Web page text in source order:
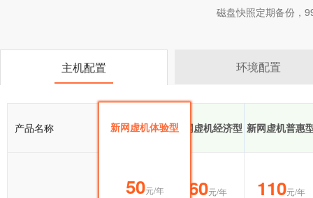
磁盘快照定期备份，
主机配置 环境配置
产品名称 新网虚机体验型 新网虚机经济型 新网虚机普惠
50元/年 60元/年 110元/年
新网虚机体验型
50元/年